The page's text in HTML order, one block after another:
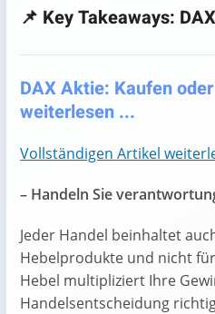
📌 Key Takeaways: DAX
DAX Aktie: Kaufen
weiterlesen ...
Vollständigen Artikel
– Handeln Sie
Jeder Handel beinhaltet
Hebelprodukte und nicht
Hebel multipliziert Ihre
Handelsentscheidung